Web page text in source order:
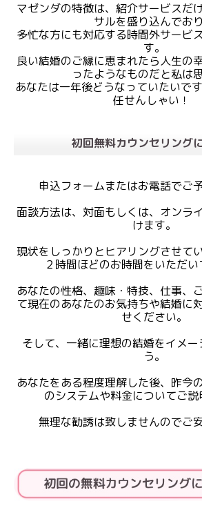
マゼンダの特徴は、紹介サービスだ
サルを盛り込んでおり
多忙な方にも対応する時間外サービ
す。
良い結婚のご縁に恵まれたら人生の
ったようなものだと私は
あなたは一年後どうなっていたいで
任せんしゃい！
初回無料カウンセリング
申込フォームまたはお電話でご
面談方法は、対面もしくは、オンラ
けます。
現状をしっかりとヒアリングさせて
２時間ほどのお時間をいただい
あなたの性格、趣味・特技、仕事、
て現在のあなたのお気持ちや結婚に
せください。
そして、一緒に理想の結婚をイメー
う。
あなたをある程度理解した後、昨今
のシステムや料金についてご説
無理な勧誘は致しませんのでご